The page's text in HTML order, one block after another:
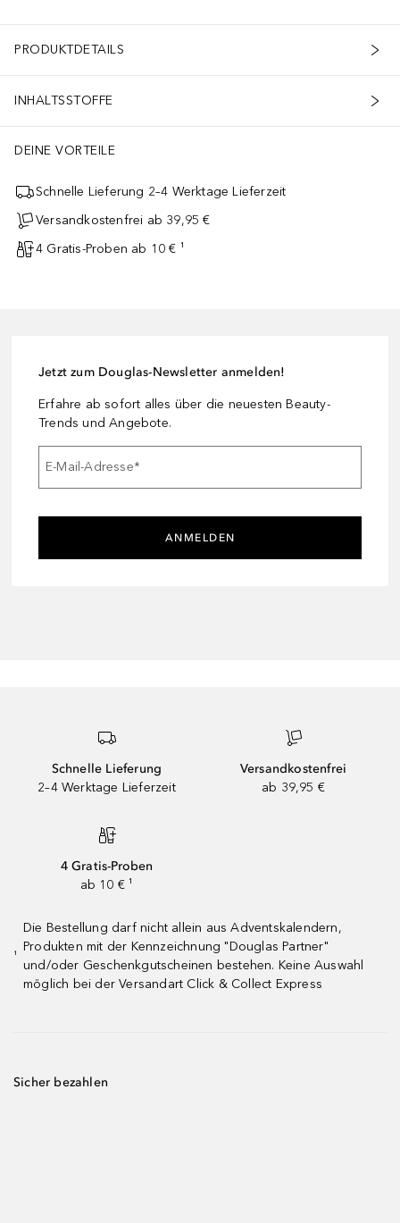
PRODUKTDETAILS
INHALTSSTOFFE
DEINE VORTEILE
Schnelle Lieferung 2–4 Werktage Lieferzeit
Versandkostenfrei ab 39,95 €
4 Gratis-Proben ab 10 € ¹
Jetzt zum Douglas-Newsletter anmelden!
Erfahre ab sofort alles über die neuesten Beauty-
Trends und Angebote.
E-Mail-Adresse*
ANMELDEN
Schnelle Lieferung
2–4 Werktage Lieferzeit
Versandkostenfrei
ab 39,95 €
4 Gratis-Proben
ab 10 € ¹
¹
Die Bestellung darf nicht allein aus Adventskalendern,
Produkten mit der Kennzeichnung "Douglas Partner"
und/oder Geschenkgutscheinen bestehen. Keine Auswahl
möglich bei der Versandart Click & Collect Express
Sicher bezahlen